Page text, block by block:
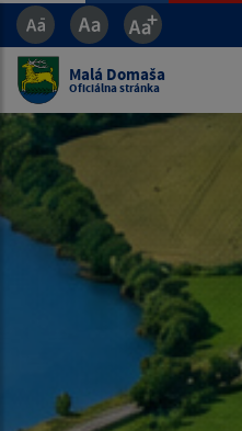
Malá Domaša
Oficiálna stránka